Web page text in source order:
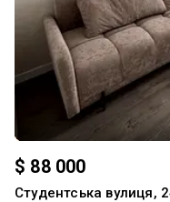
$ 88 000
Студентська вулиця,